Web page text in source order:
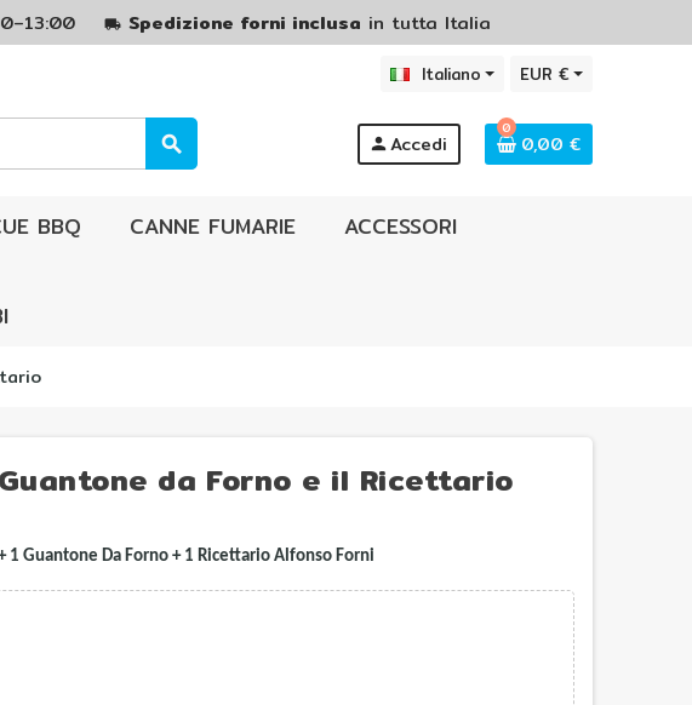
local_shipping Spedizione forni inclusa in tutta Italia
Italiano EUR €
search personAccedi
0
0,00 €
BBQ CANNE FUMARIE ACCESSORI
da Forno e il Ricettario
1 Guantone Da Forno + 1 Ricettario Alfonso Forni